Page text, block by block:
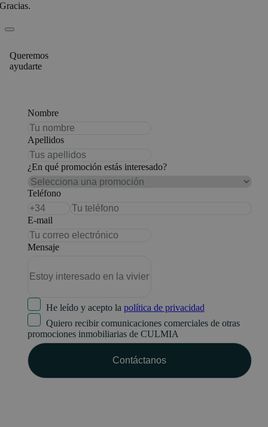
Gracias.
Queremos
ayudarte
Nombre
Apellidos
¿En qué promoción estás interesado?
Teléfono
E-mail
Mensaje
He leído y acepto la política de privacidad
Quiero recibir comunicaciones comerciales de otras
promociones inmobiliarias de CULMIA